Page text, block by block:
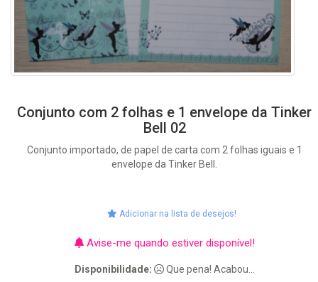
Conjunto com 2 folhas e 1 envelope da Tinker
Bell 02
Conjunto importado, de papel de carta com 2 folhas iguais e 1
envelope da Tinker Bell.
Adicionar na lista de desejos!
Avise-me quando estiver disponível!
Disponibilidade:
Que pena! Acabou...